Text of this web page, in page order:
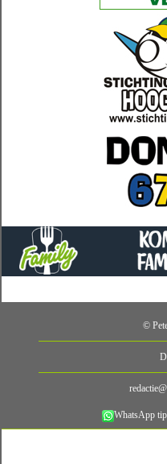
©
WhatsApp